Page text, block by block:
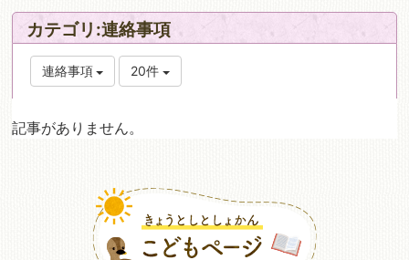
カテゴリ:連絡事項
連絡事項 20件
記事がありません。